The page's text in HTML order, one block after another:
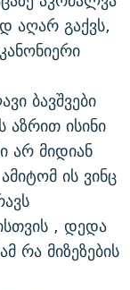
აღარ გაქვს,
ბავშვები
აზრით ისინი
არ მიდიან
ის ვინც
, დედა
რა მიზეზების